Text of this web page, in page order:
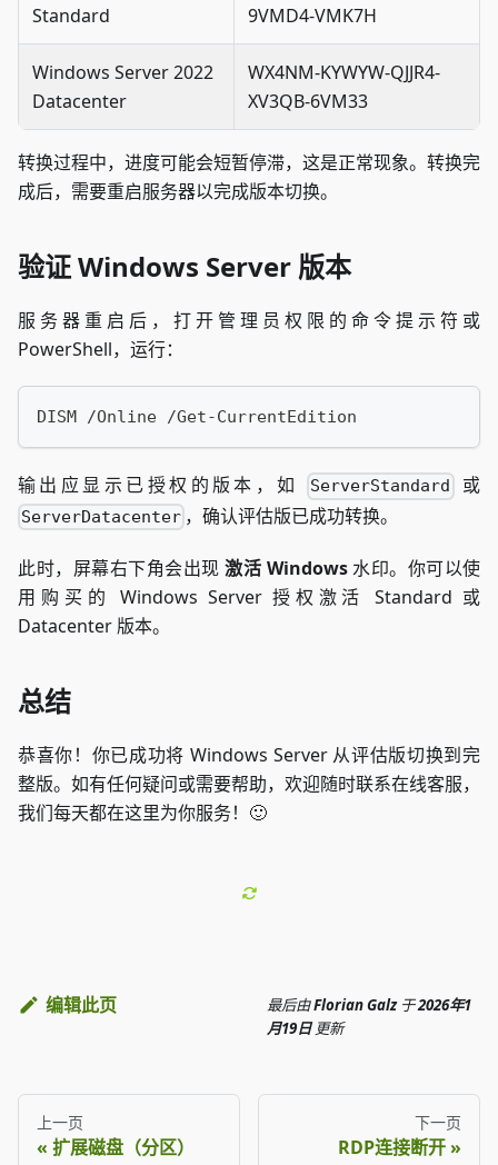
Standard 9VMD4-VMK7H
Windows Server 2022
Datacenter
WX4NM-KYWYW-QJJR4-
XV3QB-6VM33
转换过程中，进度可能会短暂停滞，这是正常现象。转换完
成后，需要重启服务器以完成版本切换。
验证 Windows Server 版本
服务器重启后，打开管理员权限的命令提示符或
PowerShell，运行：
DISM /Online /Get-CurrentEdition
输出应显示已授权的版本，如 ServerStandard 或
ServerDatacenter ，确认评估版已成功转换。
此时，屏幕右下角会出现 激活 Windows水印。你可以使
用购买的 Windows Server 授权激活 Standard 或
Datacenter 版本。
总结
恭喜你！你已成功将 Windows Server 从评估版切换到完
整版。如有任何疑问或需要帮助，欢迎随时联系在线客服，
我们每天都在这里为你服务！🙂
编辑此页 最后由Florian Galz 于2026年1
月19日 更新
上一页
扩展磁盘（分区）
下一页
RDP连接断开